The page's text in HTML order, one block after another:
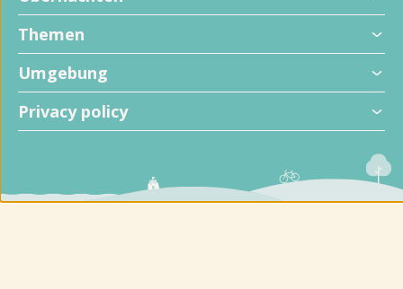
Themen
Umgebung
Privacy policy